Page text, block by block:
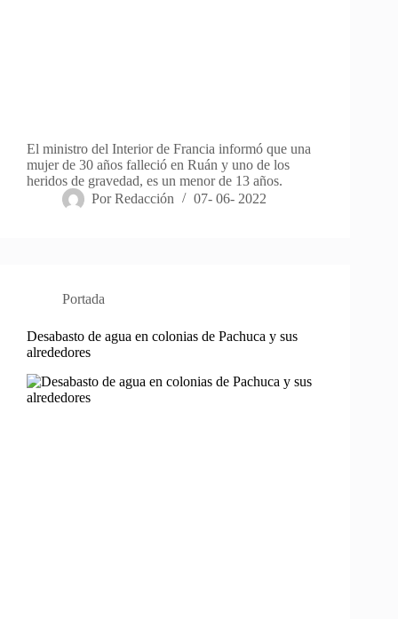
El ministro del Interior de Francia informó que una
mujer de 30 años falleció en Ruán y uno de los
heridos de gravedad, es un menor de 13 años.
Por Redacción 07- 06- 2022
Portada
Desabasto de agua en colonias de Pachuca y sus
alrededores